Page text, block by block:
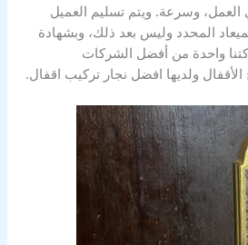
العمل، وسرعة. ويتم تسليم العميل
المحدد وليس بعد ذلك، وبشهادة
واحدة من أفضل الشركات
ولديها افضل نجار تركيب اقفال.